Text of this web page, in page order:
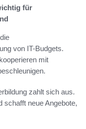
für
von IT-Budgets.
mit
zahlt sich aus.
schafft neue Angebote,